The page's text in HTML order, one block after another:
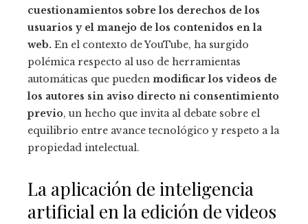
cuestionamientos sobre los derechos de los
usuarios y el manejo de los contenidos en la
web. En el contexto de YouTube, ha surgido
polémica respecto al uso de herramientas
automáticas que pueden modificar los videos de
los autores sin aviso directo ni consentimiento
previo, un hecho que invita al debate sobre el
equilibrio entre avance tecnológico y respeto a la
propiedad intelectual.
La aplicación de inteligencia
artificial en la edición de videos